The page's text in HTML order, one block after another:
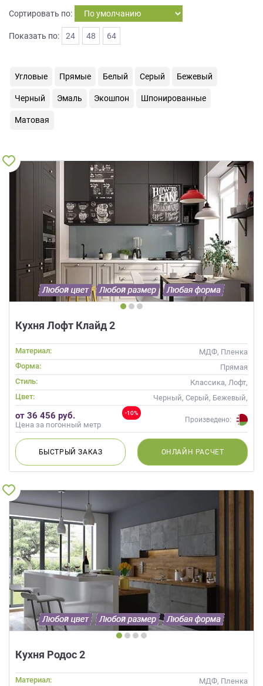
Сортировать по:
Показать по: 24 48 64
Угловые Прямые Белый Серый Бежевый
Черный Эмаль Экошпон Шпонированные
Матовая
Кухня Лофт Клайд 2
Материал:
МДФ, Пленка
Форма:
Прямая
Стиль:
Классика, Лофт,
Скандинавский, Неоклассика
Цвет:
Черный, Серый, Бежевый,
Слоновая кость, Коричневый
-10%
от 36 456 руб.
Цена за погонный метр
Произведено:
БЫСТРЫЙЗАКАЗ ОНЛАЙН РАСЧЕТ
Кухня Родос 2
Материал:
МДФ, Пленка
обработку
персональных
Согласие
персональных
программами
данных.